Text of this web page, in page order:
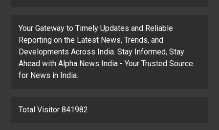
Your Gateway to Timely Updates and Reliable
Reporting on the Latest News, Trends, and
Developments Across India. Stay Informed, Stay
Ahead with Alpha News India - Your Trusted Source
for News in India.
Total Visitor 841982